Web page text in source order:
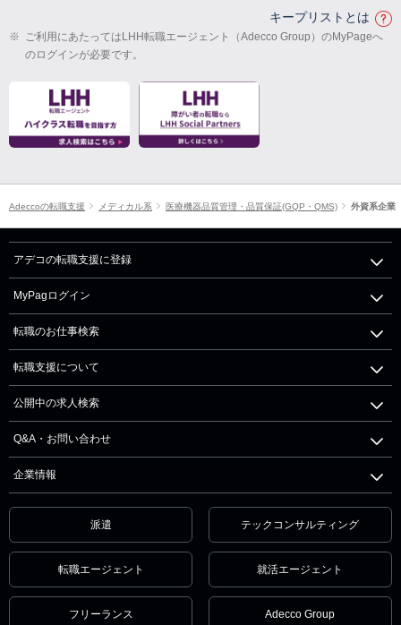
キープリストとは
※ ご利用にあたってはLHH転職エージェント（Adecco Group）のMyPageへ
のログインが必要です。
Adeccoの転職支援 メディカル系 医療機器品質管理・品質保証(GQP・QMS) 外資系企業
アデコの転職支援に登録
MyPagログイン
転職のお仕事検索
転職支援について
公開中の求人検索
Q&A・お問い合わせ
企業情報
派遣 テックコンサルティング
転職エージェント 就活エージェント
フリーランス Adecco Group